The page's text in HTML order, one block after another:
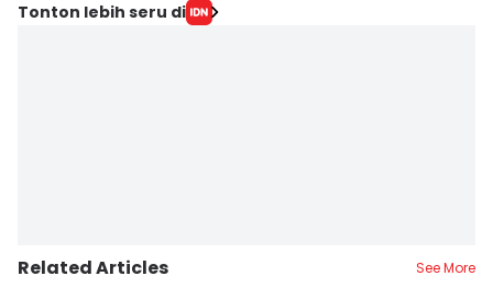
Tonton lebih seru di
Related Articles See More